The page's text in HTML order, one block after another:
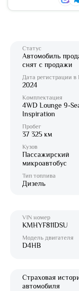
Статус
Автомобиль
снят с продажи
Дата регистрации в
2024
Комплектация
4WD Lounge 9-
Inspiration
Пробег
37 325 км
Кузов
Пассажирский
микроавтобус
Тип топлива
Дизель
VIN номер
KMHYF811DSU
Модель двигателя
D4HB
Страховая
автомобиля